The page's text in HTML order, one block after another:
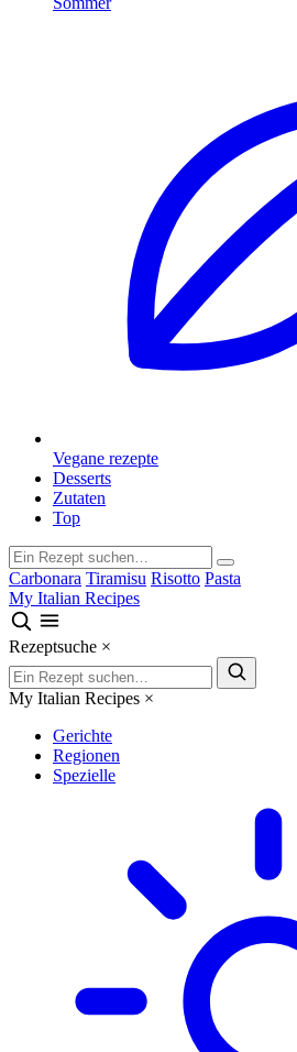
Vegane rezepte
Desserts
Zutaten
Top
Carbonara Tiramisu Risotto Pasta
My Italian Recipes
Rezeptsuche ×
My Italian Recipes ×
Gerichte
Regionen
Spezielle